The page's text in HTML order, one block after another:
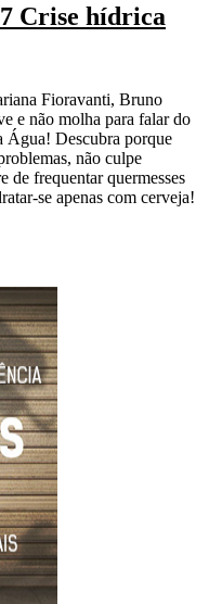
Crise hídrica
Fioravanti, Bruno
e não molha para falar do
Água! Descubra porque
não culpe
de frequentar quermesses
se apenas com cerveja!